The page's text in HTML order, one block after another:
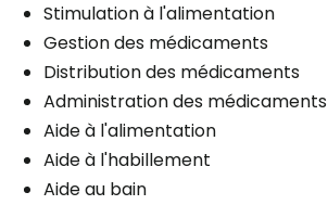
Stimulation à l'alimentation
Gestion des médicaments
Distribution des médicaments
Administration des médicaments
Aide à l'alimentation
Aide à l'habillement
Aide au bain